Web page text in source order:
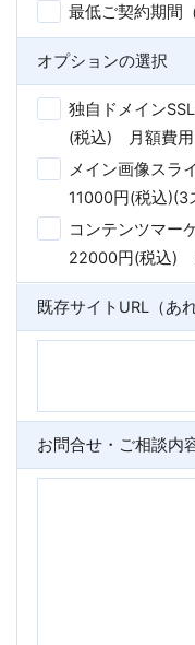
最低ご契約期間
オプションの選択
独自ドメイン
(税込) 月額費用
メイン画像スラ
11000円(税込)(3
コンテンツマー
22000円(税込)
既存サイトURL（あれ
お問合せ・ご相談内